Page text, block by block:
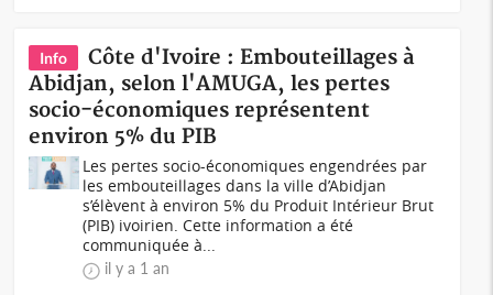
Info
Côte d'Ivoire : Embouteillages à
Abidjan, selon l'AMUGA, les pertes
socio-économiques représentent
environ 5% du PIB
Les pertes socio-économiques engendrées par
les embouteillages dans la ville d’Abidjan
s’élèvent à environ 5% du Produit Intérieur Brut
(PIB) ivoirien. Cette information a été
communiquée à...
il y a 1 an